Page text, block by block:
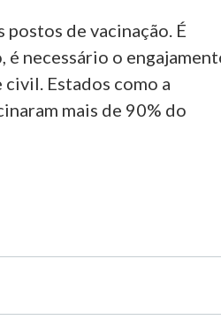
postos de vacinação. É
é necessário o
Estados como a
mais de 90% do